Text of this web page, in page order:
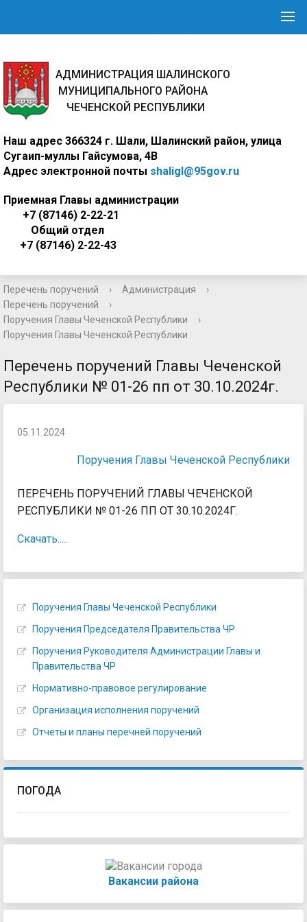
АДМИНИСТРАЦИЯ ШАЛИНСКОГО
МУНИЦИПАЛЬНОГО РАЙОНА
ЧЕЧЕНСКОЙ РЕСПУБЛИКИ
Наш адрес 366324 г. Шали, Шалинский район, улица
Сугаип-муллы Гайсумова, 4В
Адрес электронной почты shaligl@95gov.ru
Приемная Главы администрации
+7 (87146) 2-22-21
Общий отдел
+7 (87146) 2-22-43
Перечень поручений › Администрация
›
Перечень поручений
›
Поручения Главы Чеченской Республики
›
Поручения Главы Чеченской Республики
Перечень поручений Главы Чеченской
Республики № 01-26 пп от 30.10.2024г.
05.11.2024
Поручения Главы Чеченской Республики
ПЕРЕЧЕНЬ ПОРУЧЕНИЙ ГЛАВЫ ЧЕЧЕНСКОЙ
РЕСПУБЛИКИ № 01-26 ПП ОТ 30.10.2024Г.
Скачать.....
Поручения Главы Чеченской Республики
Поручения Председателя Правительства ЧР
Поручения Руководителя Администрации Главы и
Правительства ЧР
Нормативно-правовое регулирование
Организация исполнения поручений
Отчеты и планы перечней поручений
ПОГОДА
Вакансии района